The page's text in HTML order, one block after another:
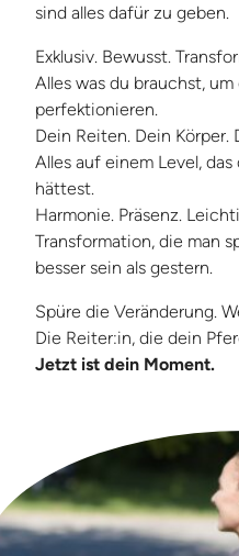
sind alles dafür zu geben.
Exklusiv. Bewusst.
Alles was du brauchst,
perfektionieren.
Dein Reiten. Dein Körper.
Alles auf einem Level,
hättest.
Harmonie. Präsenz.
Transformation, die man
besser sein als gestern.
Spüre die Veränderung.
Die Reiter:in, die dein
Jetzt ist dein Moment.